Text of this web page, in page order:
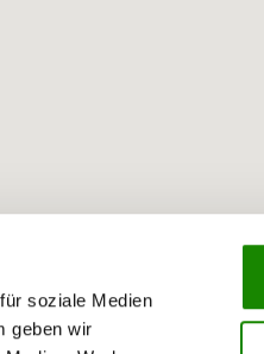
soziale Medien
geben wir